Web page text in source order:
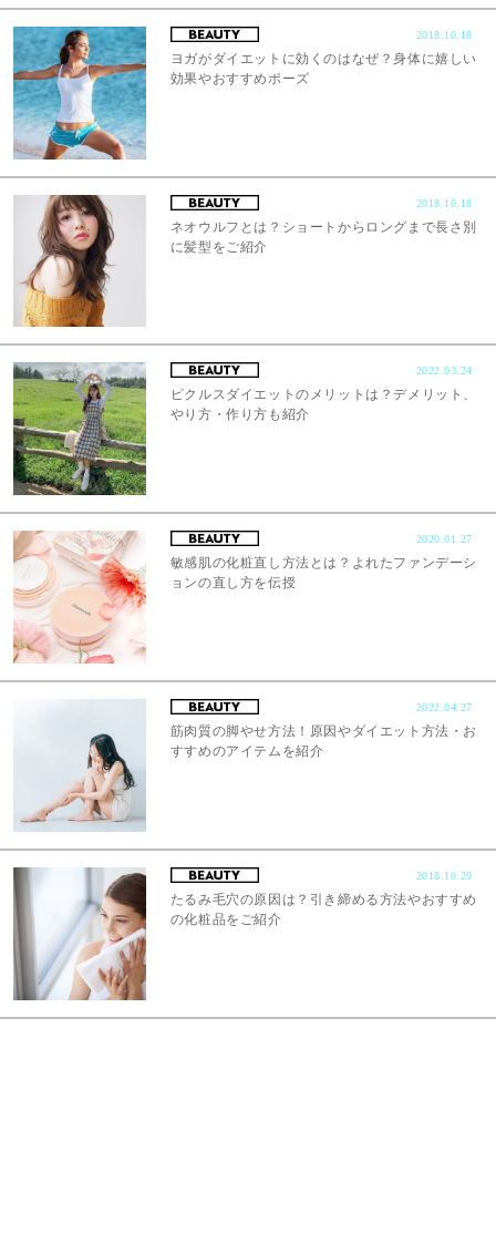
2018.10.18
ヨガがダイエットに効くのはなぜ？身体に嬉しい
効果やおすすめポーズ
2018.10.18
ネオウルフとは？ショートからロングまで長さ別
に髪型をご紹介
2022.03.24
ピクルスダイエットのメリットは？デメリット、
やり方・作り方も紹介
2020.01.27
敏感肌の化粧直し方法とは？よれたファンデーシ
ョンの直し方を伝授
2022.04.27
筋肉質の脚やせ方法！原因やダイエット方法・お
すすめのアイテムを紹介
2018.10.29
たるみ毛穴の原因は？引き締める方法やおすすめ
の化粧品をご紹介